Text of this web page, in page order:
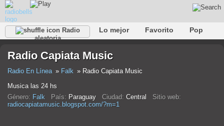
Radio
aleatoria
Lo mejor Favorito
Pop
Rap
Trans Falk Jazz
Radio Capiata Music
Radio En Línea Falk
Radio Capiata Music
Musica las 24 hs
Género: Falk País: Paraguay Ciudad: Central Sitio web:
radiocapiatamusic.blogspot.com/?m=1